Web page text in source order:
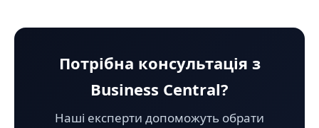
Потрібна консультація з
Business Central?
Наші експерти допоможуть обрати